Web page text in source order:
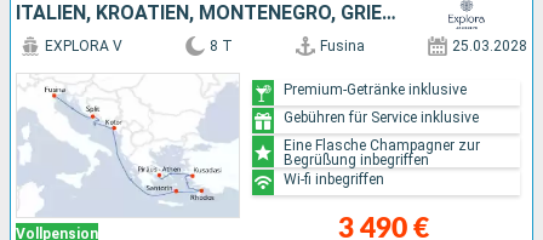
ITALIEN, KROATIEN, MONTENEGRO, GRIECHENLAND, TÜRKEI
Vollpension
EXPLORA V 8 T Fusina 25.03.2028
3 490 €
Premium-Getränke inklusive
Gebühren für Service inklusive
Eine Flasche Champagner zur
Begrüßung inbegriffen
Wi-fi inbegriffen